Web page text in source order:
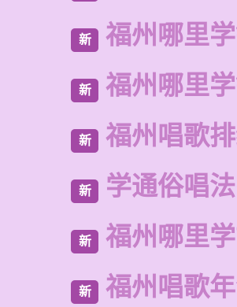
新 福州哪里
新 福州哪里
新 福州唱歌
新 学通俗唱
新 福州哪里
新 福州唱歌